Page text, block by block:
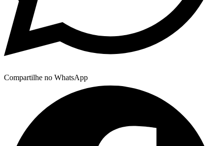
Compartilhe no WhatsApp